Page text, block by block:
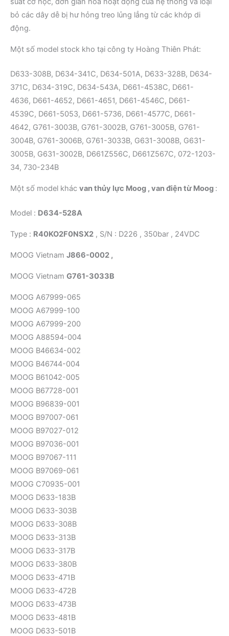
bỏ các dây dễ bị hư hỏng treo lủng lẳng từ các khớp di
động.
Một số model stock kho tại công ty Hoàng Thiên Phát:
D633-308B, D634-341C, D634-501A, D633-328B, D634-
371C, D634-319C, D634-543A, D661-4538C, D661-
4636, D661-4652, D661-4651, D661-4546C, D661-
4539C, D661-5053, D661-5736, D661-4577C, D661-
4642, G761-3003B, G761-3002B, G761-3005B, G761-
3004B, G761-3006B, G761-3033B, G631-3008B, G631-
3005B, G631-3002B, D661Z556C, D661Z567C, 072-1203-
34, 730-234B
Một số model khác van thủy lực Moog , van điện từ Moog :
Model : D634-528A
Type : R40KO2F0NSX2 , S/N : D226 , 350bar , 24VDC
MOOG Vietnam J866-0002 ,
MOOG Vietnam G761-3033B
MOOG A67999-065
MOOG A67999-100
MOOG A67999-200
MOOG A88594-004
MOOG B46634-002
MOOG B46744-004
MOOG B61042-005
MOOG B67728-001
MOOG B96839-001
MOOG B97007-061
MOOG B97027-012
MOOG B97036-001
MOOG B97067-111
MOOG B97069-061
MOOG C70935-001
MOOG D633-183B
MOOG D633-303B
MOOG D633-308B
MOOG D633-313B
MOOG D633-317B
MOOG D633-380B
MOOG D633-471B
MOOG D633-472B
MOOG D633-473B
MOOG D633-481B
MOOG D633-501B